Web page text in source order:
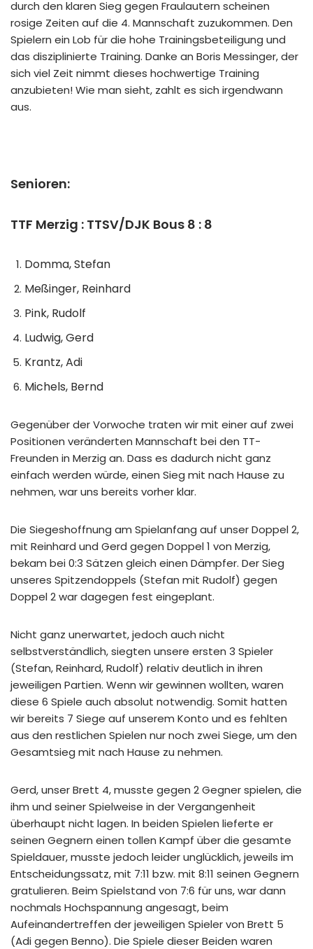
durch den klaren Sieg gegen Fraulautern scheinen
rosige Zeiten auf die 4. Mannschaft zuzukommen. Den
Spielern ein Lob für die hohe Trainingsbeteiligung und
das disziplinierte Training. Danke an Boris Messinger, der
sich viel Zeit nimmt dieses hochwertige Training
anzubieten! Wie man sieht, zahlt es sich irgendwann
aus.
Senioren:
TTF Merzig : TTSV/DJK Bous 8 : 8
Domma, Stefan
Meßinger, Reinhard
Pink, Rudolf
Ludwig, Gerd
Krantz, Adi
Michels, Bernd
Gegenüber der Vorwoche traten wir mit einer auf zwei
Positionen veränderten Mannschaft bei den TT-
Freunden in Merzig an. Dass es dadurch nicht ganz
einfach werden würde, einen Sieg mit nach Hause zu
nehmen, war uns bereits vorher klar.
Die Siegeshoffnung am Spielanfang auf unser Doppel 2,
mit Reinhard und Gerd gegen Doppel 1 von Merzig,
bekam bei 0:3 Sätzen gleich einen Dämpfer. Der Sieg
unseres Spitzendoppels (Stefan mit Rudolf) gegen
Doppel 2 war dagegen fest eingeplant.
Nicht ganz unerwartet, jedoch auch nicht
selbstverständlich, siegten unsere ersten 3 Spieler
(Stefan, Reinhard, Rudolf) relativ deutlich in ihren
jeweiligen Partien. Wenn wir gewinnen wollten, waren
diese 6 Spiele auch absolut notwendig. Somit hatten
wir bereits 7 Siege auf unserem Konto und es fehlten
aus den restlichen Spielen nur noch zwei Siege, um den
Gesamtsieg mit nach Hause zu nehmen.
Gerd, unser Brett 4, musste gegen 2 Gegner spielen, die
ihm und seiner Spielweise in der Vergangenheit
überhaupt nicht lagen. In beiden Spielen lieferte er
seinen Gegnern einen tollen Kampf über die gesamte
Spieldauer, musste jedoch leider unglücklich, jeweils im
Entscheidungssatz, mit 7:11 bzw. mit 8:11 seinen Gegnern
gratulieren. Beim Spielstand von 7:6 für uns, war dann
nochmals Hochspannung angesagt, beim
Aufeinandertreffen der jeweiligen Spieler von Brett 5
(Adi gegen Benno). Die Spiele dieser Beiden waren